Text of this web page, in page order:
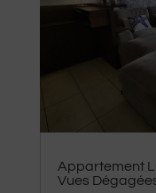
Appartement
Vues